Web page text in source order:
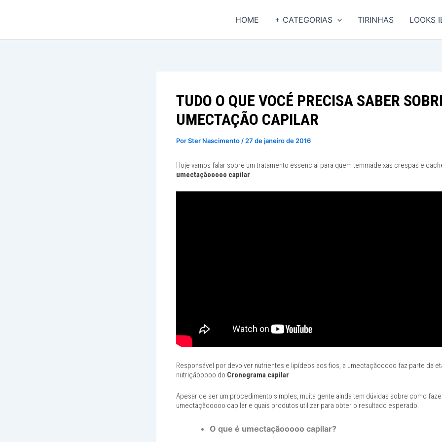
HOME + CATEGORIAS TIRINHAS LOOKS
TUDO O QUE VOCÉ PRECISA SABER
UMECTAÇÃO CAPILAR
PorSter Nascimento / 27 de janeiro de 2016
Hoje vamos falar sobre um tratamento essencial para quem temmadeixas crespas e
umectaçãooooo capilar.
Responsável por devolver nutrientes e lipídeos aos fios, a umectaçãooooo faz parte da
nutriçãooooo do Cronograma capilar.
Apesar de ser um procedimento simples, muita gente ainda tem dúvidas sobre como
umectaçãooooo capilar e quais produtos utilizar para obter o resultado esperado.
O que é umectaçãooooo capilar?